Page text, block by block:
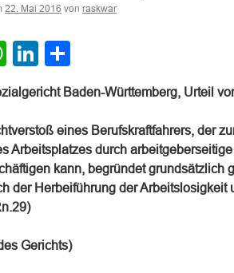
22. Mai 2016 von raskwar
WhatsApp
LinkedIn
Baden-Württemberg, Urteil
eines Berufskraftfahrers, der
Arbeitsplatzes durch
kann, begründet grundsätzlich
der Herbeiführung der Arbeitslosigkeit
Gerichts)